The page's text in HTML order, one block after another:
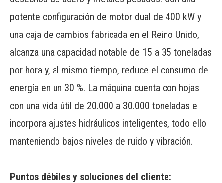
potente configuración de motor dual de 400 kW y
una caja de cambios fabricada en el Reino Unido,
alcanza una capacidad notable de 15 a 35 toneladas
por hora y, al mismo tiempo, reduce el consumo de
energía en un 30 %. La máquina cuenta con hojas
con una vida útil de 20.000 a 30.000 toneladas e
incorpora ajustes hidráulicos inteligentes, todo ello
manteniendo bajos niveles de ruido y vibración.
Puntos débiles y soluciones del cliente: